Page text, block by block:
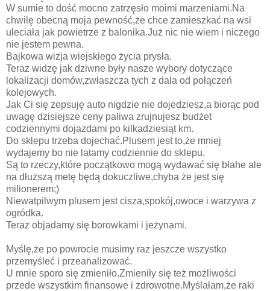
W sumie to dość mocno zatrzęsło moimi marzeniami.Na
chwilę obecną moja pewność,że chce zamieszkać na wsi
uleciała jak powietrze z balonika.Już nic nie wiem i niczego
nie jestem pewna.
Bajkowa wizja wiejskiego życia prysła.
Teraz widzę jak dziwne były nasze wybory dotyczące
lokalizacji domów,zwłaszcza tych z dala od połączeń
kolejowych.
Jak Ci się zepsuję auto nigdzie nie dojedziesz,a biorąc pod
uwagę dzisiejsze ceny paliwa zrujnujesz budżet
codziennymi dojazdami po kilkadziesiąt km.
Do sklepu trzeba dojechać.Plusem jest to,że mniej
wydajemy bo nie latamy codziennie do sklepu.
Są to rzeczy,które początkowo mogą wydawać się błahe ale
na dłuższą metę będą dokuczliwe,chyba że jest się
milionerem;)
Niewatpilwym plusem jest cisza,spokój,owoce i warzywa z
ogródka.
Teraz objadamy się borowkami i jeżynami.
Myślę,że po powrocie musimy raz jeszcze wszystko
przemyśleć i przeanalizować.
U mnie sporo się zmieniło.Zmieniły się też możliwości
przede wszystkim finansowe i zdrowotne.Myślałam,że raki